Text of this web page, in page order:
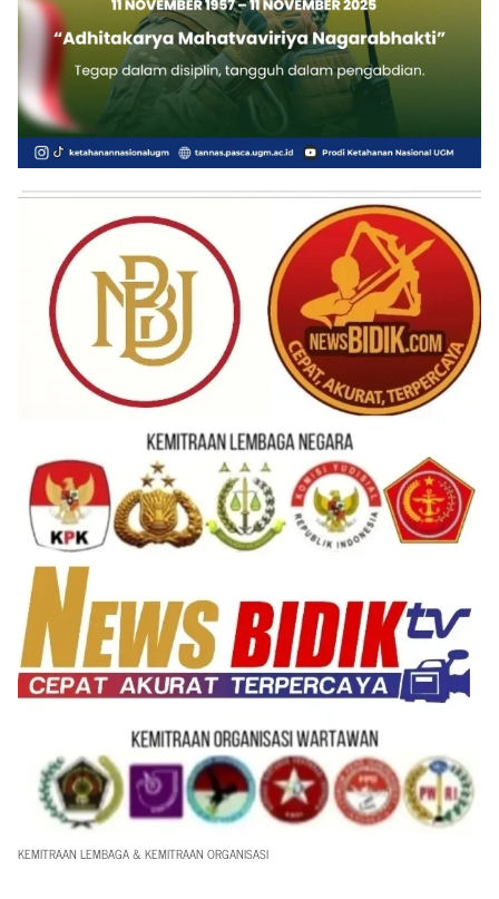
KEMITRAAN LEMBAGA & KEMITRAAN ORGANISASI